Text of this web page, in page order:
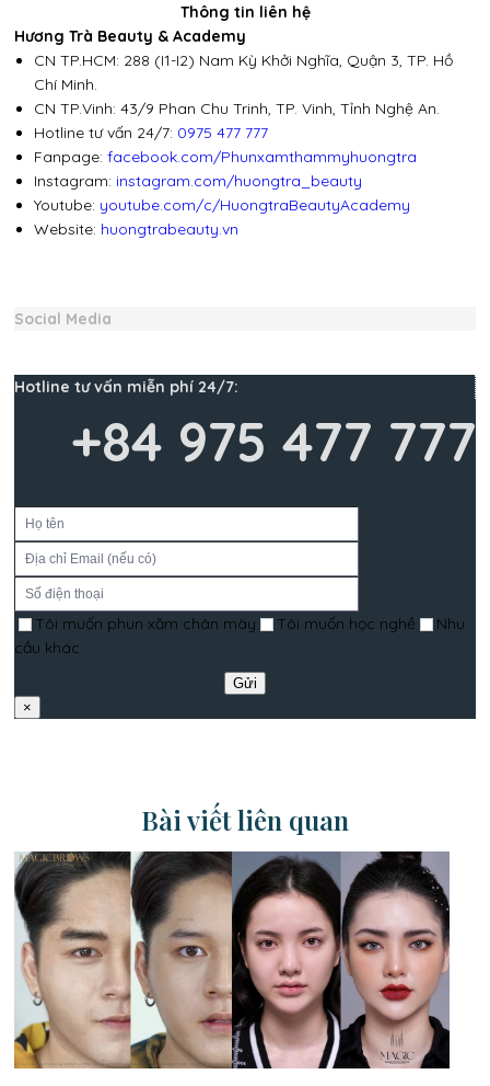
Thông tin liên hệ
Hương Trà Beauty & Academy
CN TP.HCM: 288 (I1-I2) Nam Kỳ Khởi Nghĩa, Quận 3, TP. Hồ
Chí Minh.
CN TP.Vinh: 43/9 Phan Chu Trinh, TP. Vinh, Tỉnh Nghệ An.
Hotline tư vấn 24/7: 0975 477 777
Fanpage:facebook.com/Phunxamthammyhuongtra
Instagram: instagram.com/huongtra_beauty
Youtube: youtube.com/c/HuongtraBeautyAcademy
Website: huongtrabeauty.vn
Social Media
Hotline tư vấn miễn phí 24/7:
+84 975 477 777
Tôi muốn phun xăm chân mày Tôi muốn học nghề
Nhu
cầu khác
×
Bài viết liên quan